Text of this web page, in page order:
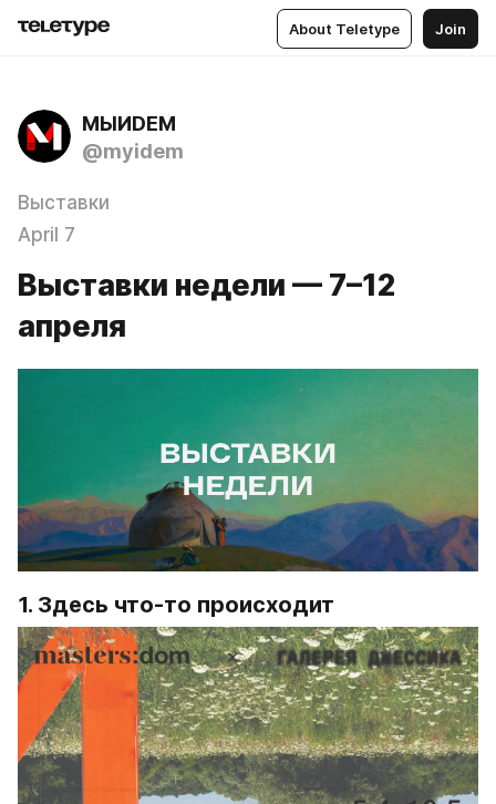
About Teletype Join
МЫИDЕМ
@myidem
Выставки
April 7
Выставки недели — 7–12
апреля
1. Здесь что-то происходит